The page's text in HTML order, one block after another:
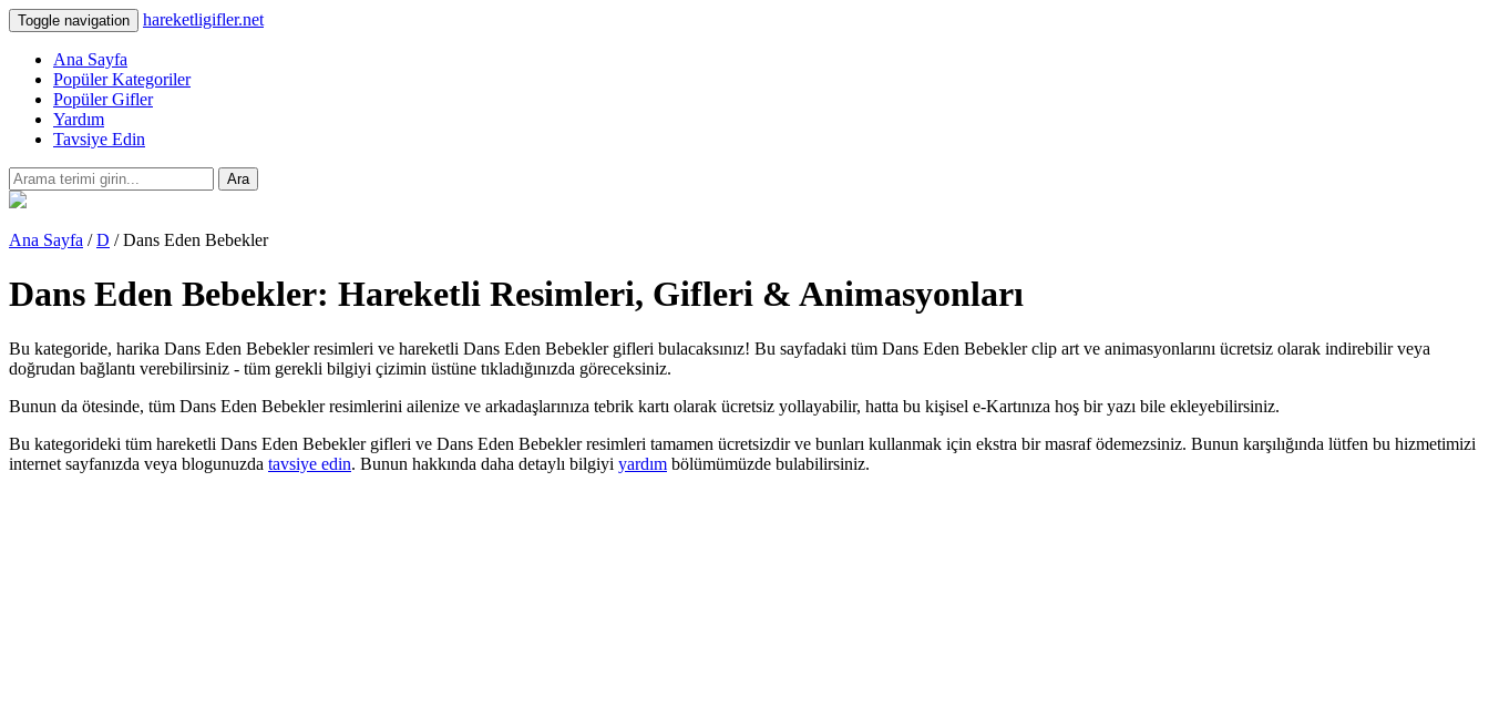
Toggle navigation hareketligifler.net
Ana Sayfa
Popüler Kategoriler
Popüler Gifler
Yardım
Tavsiye Edin
Ara
Ana Sayfa /D / Dans Eden Bebekler
Dans Eden Bebekler: Hareketli Resimleri, Gifleri & Animasyonları
Bu kategoride, harika Dans Eden Bebekler resimleri ve hareketli Dans Eden Bebekler gifleri bulacaksınız! Bu sayfadaki tüm Dans Eden Bebekler clip art ve animasyonlarını ücretsiz olarak indirebilir veya
doğrudan bağlantı verebilirsiniz - tüm gerekli bilgiyi çizimin üstüne tıkladığınızda göreceksiniz.
Bunun da ötesinde, tüm Dans Eden Bebekler resimlerini ailenize ve arkadaşlarınıza tebrik kartı olarak ücretsiz yollayabilir, hatta bu kişisel e-Kartınıza hoş bir yazı bile ekleyebilirsiniz.
Bu kategorideki tüm hareketli Dans Eden Bebekler gifleri ve Dans Eden Bebekler resimleri tamamen ücretsizdir ve bunları kullanmak için ekstra bir masraf ödemezsiniz. Bunun karşılığında lütfen bu hizmetimizi
internet sayfanızda veya blogunuzda tavsiye edin. Bunun hakkında daha detaylı bilgiyi yardım bölümümüzde bulabilirsiniz.